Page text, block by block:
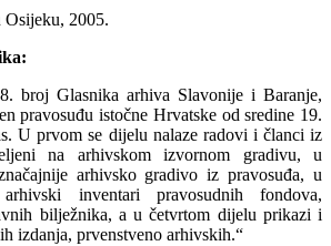
2005.
broj Glasnika arhiva Slavonije i Baranje,
pravosuđu istočne Hrvatske od sredine 19.
U prvom se dijelu nalaze radovi i članci iz
na arhivskom izvornom gradivu, u
arhivsko gradivo iz pravosuđa, u
inventari pravosudnih fondova,
bilježnika, a u četvrtom dijelu prikazi i
izdanja, prvenstveno arhivskih.“